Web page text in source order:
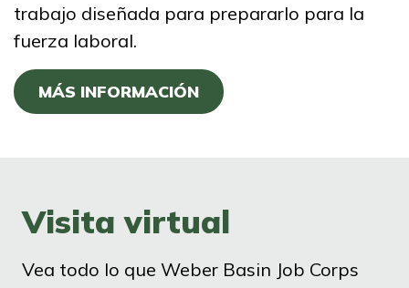
trabajo diseñada para prepararlo para la
fuerza laboral.
MÁS INFORMACIÓN
Visita virtual
Vea todo lo que Weber Basin Job Corps